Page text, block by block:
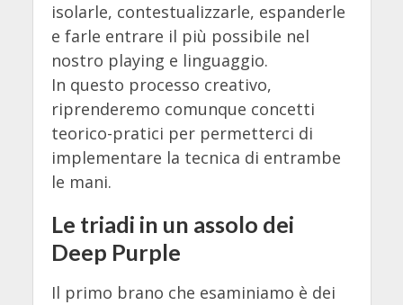
isolarle, contestualizzarle, espanderle
e farle entrare il più possibile nel
nostro playing e linguaggio.
In questo processo creativo,
riprenderemo comunque concetti
teorico-pratici per permetterci di
implementare la tecnica di entrambe
le mani.
Le triadi in un assolo dei
Deep Purple
Il primo brano che esaminiamo è dei